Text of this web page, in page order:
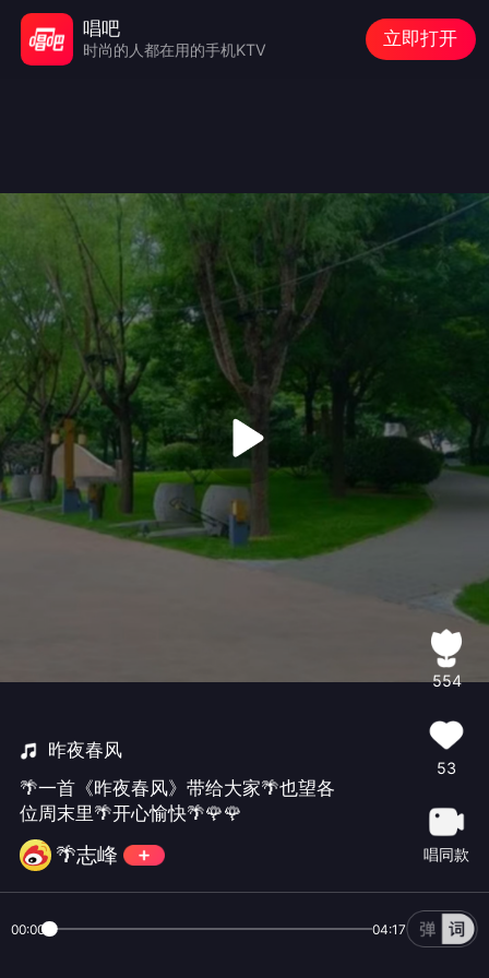
昨夜春风
🌴一首《昨夜春风》带给大家🌴也望各
位周末里🌴开心愉快🌴🌹🌹
🌴志峰
554
53
唱同款
00:00 04:17
唱吧
时尚的人都在用的手机KTV
立即打开